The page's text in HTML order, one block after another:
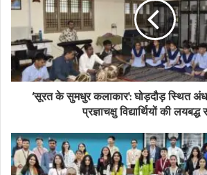
m
l
d
s
s
‘सूरत के सुमधुर कलाकार': घोड़दौड़ स्थित
प्रज्ञाचक्षु विद्यार्थियों की लयबद्ध